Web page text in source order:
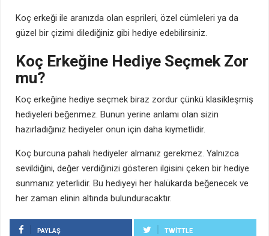
Koç erkeği ile aranızda olan esprileri, özel cümleleri ya da
güzel bir çizimi dilediğiniz gibi hediye edebilirsiniz.
Koç Erkeğine Hediye Seçmek Zor
mu?
Koç erkeğine hediye seçmek biraz zordur çünkü klasikleşmiş
hediyeleri beğenmez. Bunun yerine anlamı olan sizin
hazırladığınız hediyeler onun için daha kıymetlidir.
Koç burcuna pahalı hediyeler almanız gerekmez. Yalnızca
sevildiğini, değer verdiğinizi gösteren ilgisini çeken bir hediye
sunmanız yeterlidir. Bu hediyeyi her halükarda beğenecek ve
her zaman elinin altında bulunduracaktır.
PAYLAŞ TWITTLE